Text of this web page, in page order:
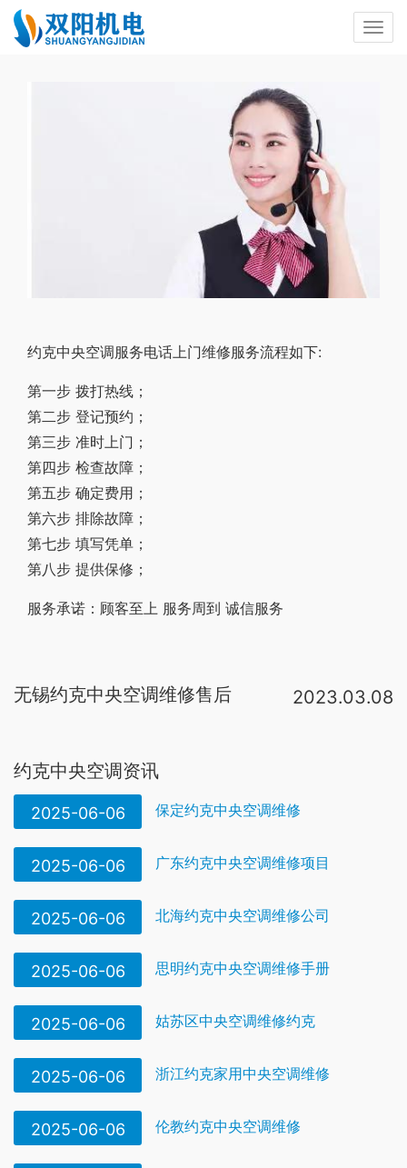
约克中央空调服务电话上门维修服务流程如下:
第一步 拨打热线；
第二步 登记预约；
第三步 准时上门；
第四步 检查故障；
第五步 确定费用；
第六步 排除故障；
第七步 填写凭单；
第八步 提供保修；
服务承诺：顾客至上 服务周到 诚信服务
无锡约克中央空调维修售后 2023.03.08
约克中央空调资讯
2025-06-06 保定约克中央空调维修
2025-06-06 广东约克中央空调维修项目
2025-06-06 北海约克中央空调维修公司
2025-06-06 思明约克中央空调维修手册
2025-06-06 姑苏区中央空调维修约克
2025-06-06 浙江约克家用中央空调维修
2025-06-06 伦教约克中央空调维修